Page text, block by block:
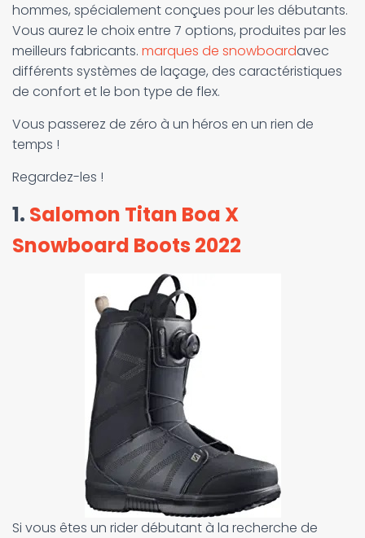
hommes, spécialement conçues pour les débutants.
Vous aurez le choix entre 7 options, produites par les
meilleurs fabricants. marques de snowboardavec
différents systèmes de laçage, des caractéristiques
de confort et le bon type de flex.
Vous passerez de zéro à un héros en un rien de
temps !
Regardez-les !
1. Salomon Titan Boa X
Snowboard Boots 2022
Si vous êtes un rider débutant à la recherche de